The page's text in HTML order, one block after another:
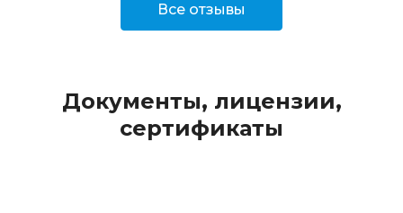
Все отзывы
Документы, лицензии,
сертификаты